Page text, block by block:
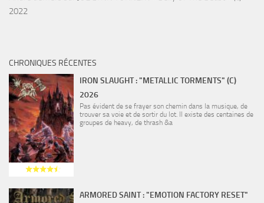
2022
CHRONIQUES RÉCENTES
IRON SLAUGHT : "METALLIC TORMENTS" (C)
2026
Pas évident de se frayer son chemin dans la musique, de
trouver sa voie et de sortir du lot. Il existe des centaines de
groupes de heavy, de thrash &a
ARMORED SAINT : "EMOTION FACTORY RESET"